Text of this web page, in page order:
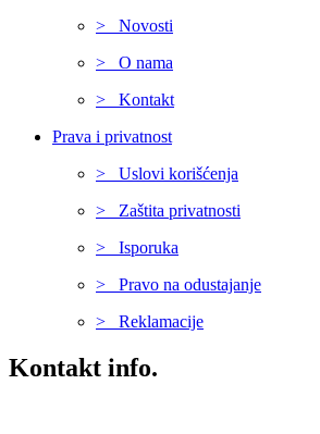
> Novosti
> O nama
> Kontakt
Prava i privatnost
> Uslovi korišćenja
> Zaštita privatnosti
> Isporuka
> Pravo na odustajanje
> Reklamacije
Kontakt info.